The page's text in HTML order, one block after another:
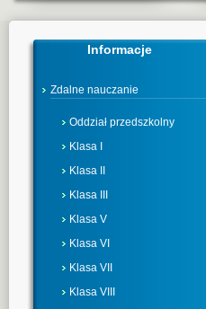
Informacje
Zdalne nauczanie
Oddział przedszkolny
Klasa I
Klasa II
Klasa III
Klasa V
Klasa VI
Klasa VII
Klasa VIII